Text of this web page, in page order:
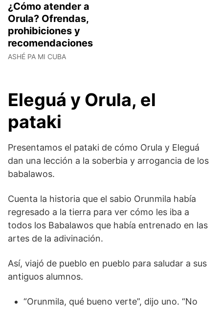
¿Cómo atender a
Orula? Ofrendas,
prohibiciones y
recomendaciones
ASHÉ PA MI CUBA
Eleguá y Orula, el
pataki
Presentamos el pataki de cómo Orula y Eleguá
dan una lección a la soberbia y arrogancia de los
babalawos.
Cuenta la historia que el sabio Orunmila había
regresado a la tierra para ver cómo les iba a
todos los Babalawos que había entrenado en las
artes de la adivinación.
Así, viajó de pueblo en pueblo para saludar a sus
antiguos alumnos.
“Orunmila, qué bueno verte”, dijo uno. “No